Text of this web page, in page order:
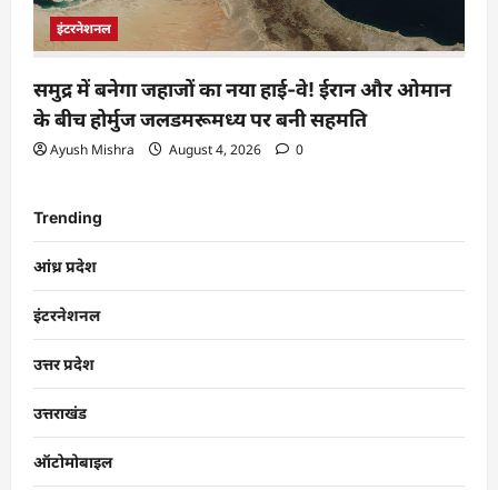
इंटरनेशनल
समुद्र में बनेगा जहाजों का नया हाई-वे! ईरान और ओमान
के बीच होर्मुज जलडमरूमध्य पर बनी सहमति
Ayush Mishra August 4, 2026 0
Trending
आंध्र प्रदेश
इंटरनेशनल
उत्तर प्रदेश
उत्तराखंड
ऑटोमोबाइल